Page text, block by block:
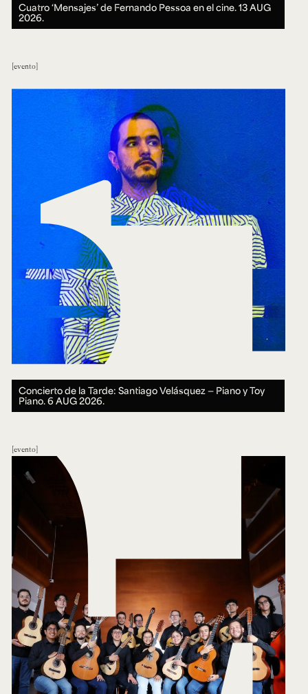
Cuatro ‘Mensajes’ de Fernando Pessoa en el cine.13 AUG
2026.
evento
Concierto de la Tarde: Santiago Velásquez — Piano y Toy
Piano.6 AUG 2026.
evento